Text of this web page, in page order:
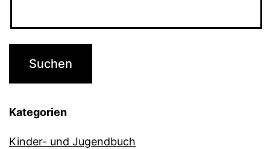
Kategorien
Kinder- und Jugendbuch